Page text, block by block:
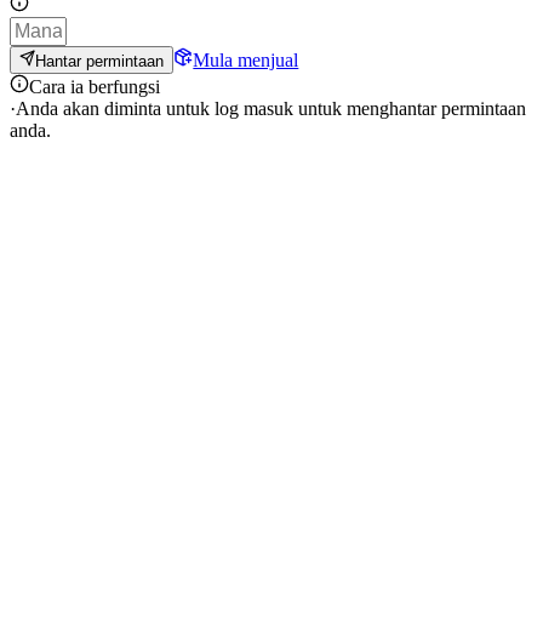
Hantar permintaan
Mula menjual
Cara ia berfungsi
·Anda akan diminta untuk log masuk untuk menghantar permintaan
anda.